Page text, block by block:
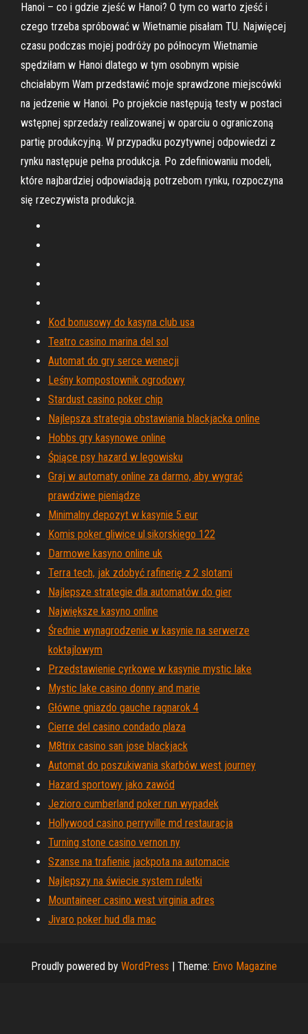
Hanoi – co i gdzie zjeść w Hanoi? O tym co warto zjeść i
czego trzeba spróbować w Wietnamie pisałam TU. Najwięcej
czasu podczas mojej podróży po północym Wietnamie
spędziłam w Hanoi dlatego w tym osobnym wpisie
chciałabym Wam przedstawić moje sprawdzone miejscówki
na jedzenie w Hanoi. Po projekcie następują testy w postaci
wstępnej sprzedaży realizowanej w oparciu o ograniczoną
partię produkcyjną. W przypadku pozytywnej odpowiedzi z
rynku następuje pełna produkcja. Po zdefiniowaniu modeli,
które najbardziej odpowiadają potrzebom rynku, rozpoczyna
się rzeczywista produkcja.
Kod bonusowy do kasyna club usa
Teatro casino marina del sol
Automat do gry serce wenecji
Leśny kompostownik ogrodowy
Stardust casino poker chip
Najlepsza strategia obstawiania blackjacka online
Hobbs gry kasynowe online
Śpiące psy hazard w legowisku
Graj w automaty online za darmo, aby wygrać
prawdziwe pieniądze
Minimalny depozyt w kasynie 5 eur
Komis poker gliwice ul.sikorskiego 122
Darmowe kasyno online uk
Terra tech, jak zdobyć rafinerię z 2 slotami
Najlepsze strategie dla automatów do gier
Największe kasyno online
Średnie wynagrodzenie w kasynie na serwerze
koktajlowym
Przedstawienie cyrkowe w kasynie mystic lake
Mystic lake casino donny and marie
Główne gniazdo gauche ragnarok 4
Cierre del casino condado plaza
M8trix casino san jose blackjack
Automat do poszukiwania skarbów west journey
Hazard sportowy jako zawód
Jezioro cumberland poker run wypadek
Hollywood casino perryville md restauracja
Turning stone casino vernon ny
Szanse na trafienie jackpota na automacie
Najlepszy na świecie system ruletki
Mountaineer casino west virginia adres
Jivaro poker hud dla mac
Proudly powered by WordPress | Theme: Envo Magazine